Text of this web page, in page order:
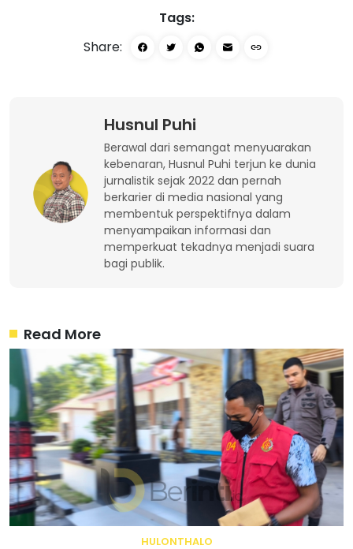
Tags:
Share:
Husnul Puhi
Berawal dari semangat menyuarakan
kebenaran, Husnul Puhi terjun ke dunia
jurnalistik sejak 2022 dan pernah
berkarier di media nasional yang
membentuk perspektifnya dalam
menyampaikan informasi dan
memperkuat tekadnya menjadi suara
bagi publik.
Read More
HULONTHALO